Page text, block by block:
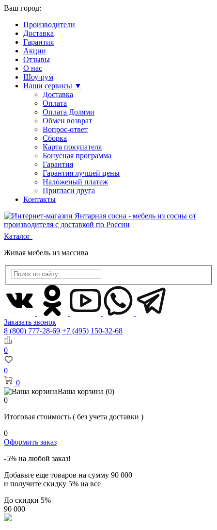
Ваш город:
Производители
Доставка
Гарантия
Акции
Отзывы
О нас
Шоу-рум
Наши сервисы ▼
Доставка
Оплата
Оплата Долями
Обмен возврат
Вопрос-ответ
Сборка
Карта покупателя
Бонусная программа
Гарантия
Гарантия лучшей цены
Наложеный платеж
Пригласи друга
Контакты
Каталог
Живая мебель из массива
Заказать звонок
8 (800) 777-28-69 +7 (495) 150-32-68
0
0
0
Ваша корзина (0)
0
Итоговая стоимость ( без учета доставки )
0
Оформить заказ
-5% на любой заказ!
Добавьте еще товаров на сумму 90 000
и получите скидку 5% на все
До скидки 5%
90 000